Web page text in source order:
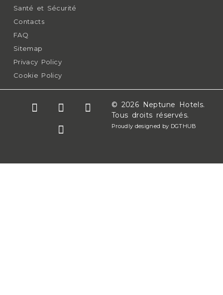
Santé et Sécurité
Contacts
FAQ
Sitemap
Privacy Policy
Cookie Policy
© 2026 Neptune Hotels.
Tous droits réservés.
Proudly designed by DGTHUB